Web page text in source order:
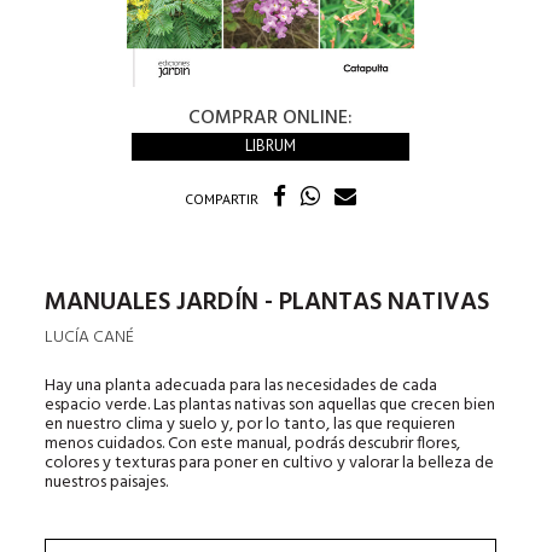
COMPRAR ONLINE:
LIBRUM
COMPARTIR
MANUALES JARDÍN - PLANTAS NATIVAS
LUCÍA CANÉ
Hay una planta adecuada para las necesidades de cada
espacio verde. Las plantas nativas son aquellas que crecen bien
en nuestro clima y suelo y, por lo tanto, las que requieren
menos cuidados. Con este manual, podrás descubrir flores,
colores y texturas para poner en cultivo y valorar la belleza de
nuestros paisajes.